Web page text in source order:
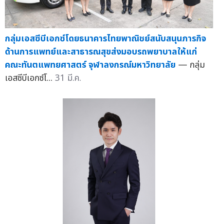
กลุ่มเอสซีบีเอกซ์โดยธนาคารไทยพาณิชย์สนับสนุนภารกิจ
ด้านการแพทย์และสาธารณสุขส่งมอบรถพยาบาลให้แก่
คณะทันตแพทยศาสตร์ จุฬาลงกรณ์มหาวิทยาลัย — กลุ่ม
เอสซีบีเอกซ์โ... 31 มี.ค.